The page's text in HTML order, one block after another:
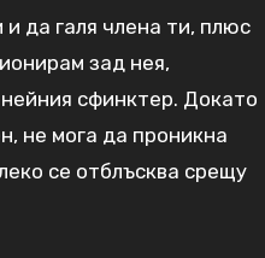
да галя члена ти, плюс
зад нея,
сфинктер. Докато
не мога да проникна
се отблъсква срещу